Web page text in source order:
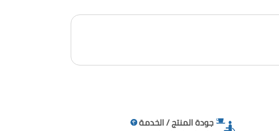
جودة المنتج / الخدمة